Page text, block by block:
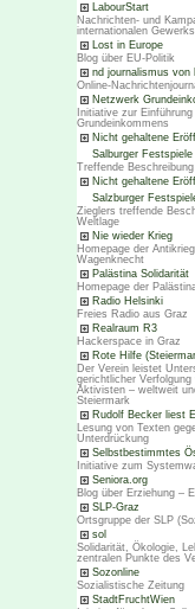
LabourStart
Nachrichten- und
internationalen
Lost in Europe
Blog über EU-Politik
nd journalismus von
Online-
Netzwerk
Initiative zur
Grundeinkommens
Nicht gehaltene
Salburger Festspiele
Treffende
Nicht gehaltene
Salzburger
Zieglers treffende
Weltlage
Nie wieder Krieg
Homepage der
Wagenknecht
Palästina Solidarität
Homepage der
Radio Helsinki
Freies Radio aus Graz
Realraum R3
Hackerspace in Graz
Rote Hilfe
Der Verein leistet
gerichtlicher
Aktivisten – weltweit
Steiermark
Rudolf Becker liest
Lesung von Texten
Unterdrückung
Selbstbestimmtes
Initiative zum
Seniora.org
Blog über Erziehung –
SLP-Graz
Ortsgruppe der SLP
sol
Solidarität, Ökologie,
zentralen Punkte des
Sozonline
Sozialistische Zeitung
StadtFruchtWien